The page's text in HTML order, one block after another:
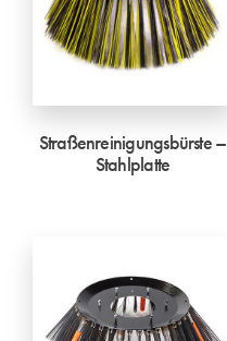
Straßenreinigungsbürste –
Stahlplatte